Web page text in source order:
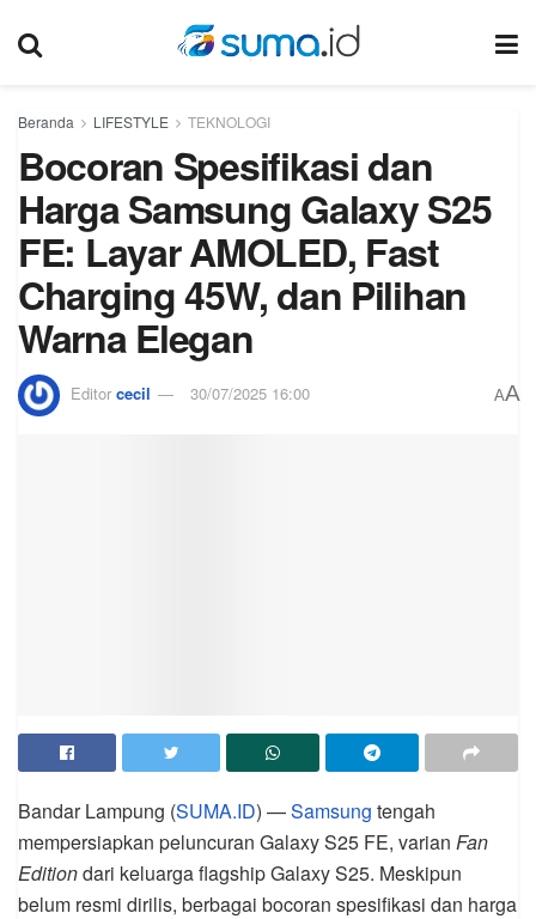
Beranda LIFESTYLE TEKNOLOGI
Bocoran Spesifikasi dan
Harga Samsung Galaxy S25
FE: Layar AMOLED, Fast
Charging 45W, dan Pilihan
Warna Elegan
Editor cecil 30/07/2025 16:00 AA
Bandar Lampung (SUMA.ID) —Samsung tengah
mempersiapkan peluncuran Galaxy S25 FE, varian Fan
Editiondari keluarga flagship Galaxy S25. Meskipun
belum resmi dirilis, berbagai bocoran spesifikasi dan harga